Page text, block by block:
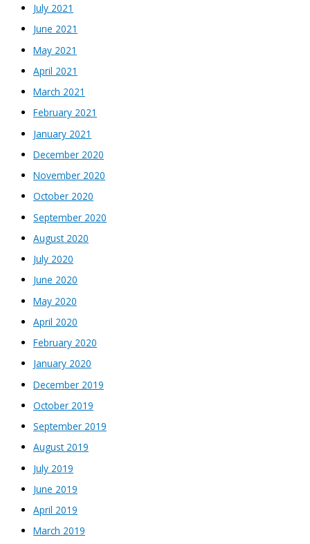
July 2021
June 2021
May 2021
April 2021
March 2021
February 2021
January 2021
December 2020
November 2020
October 2020
September 2020
August 2020
July 2020
June 2020
May 2020
April 2020
February 2020
January 2020
December 2019
October 2019
September 2019
August 2019
July 2019
June 2019
April 2019
March 2019